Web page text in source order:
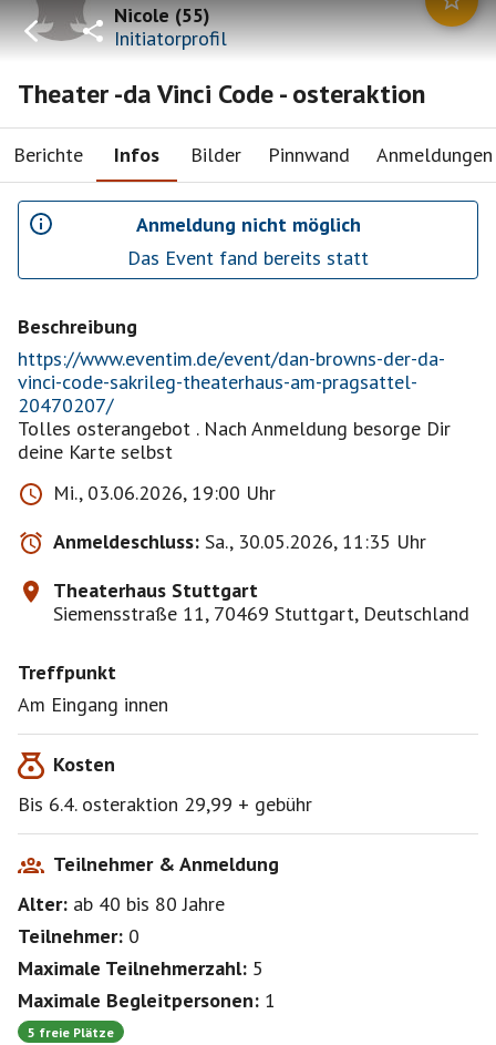
Nicole(55)
Initiatorprofil
Theater -da Vinci Code - osteraktion
Berichte Infos Bilder Pinnwand Anmeldungen
Anmeldung nicht möglich
Das Event fand bereits statt
Beschreibung
https://www.eventim.de/event/dan-browns-der-da-
vinci-code-sakrileg-theaterhaus-am-pragsattel-
20470207/
Tolles osterangebot . Nach Anmeldung besorge Dir
deine Karte selbst
Mi., 03.06.2026, 19:00 Uhr
Anmeldeschluss: Sa., 30.05.2026, 11:35 Uhr
Theaterhaus Stuttgart
Siemensstraße 11, 70469 Stuttgart, Deutschland
Treffpunkt
Am Eingang innen
Kosten
Bis 6.4. osteraktion 29,99 + gebühr
Teilnehmer & Anmeldung
Alter: ab 40 bis 80Jahre
Teilnehmer: 0
Maximale Teilnehmerzahl: 5
Maximale Begleitpersonen: 1
5 freie Plätze